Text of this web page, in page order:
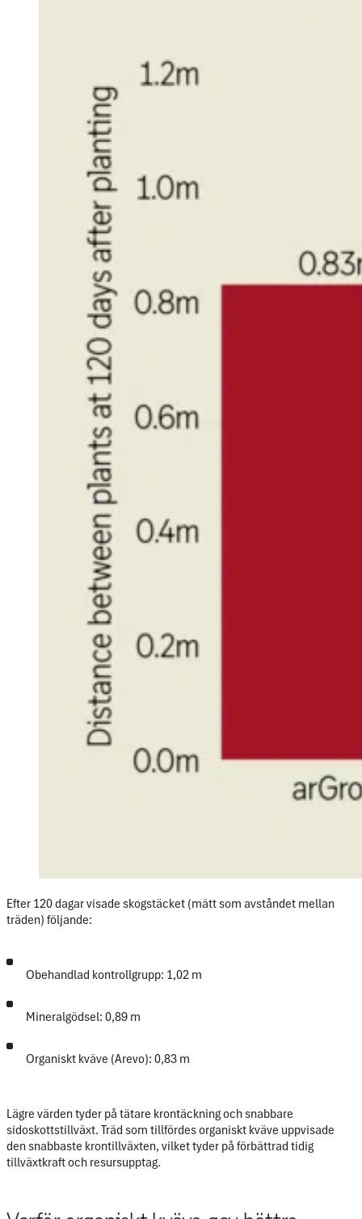
Efter 120 dagar visade skogstäcket (mätt som avståndet mellan
träden) följande:
Obehandlad kontrollgrupp: 1,02 m
Mineralgödsel: 0,89 m
Organiskt kväve (Arevo): 0,83 m
Lägre värden tyder på tätare krontäckning och snabbare
sidoskottstillväxt. Träd som tillfördes organiskt kväve uppvisade
densnabbaste krontillväxten, vilket tyder på förbättrad tidig
tillväxtkraft och resursupptag.